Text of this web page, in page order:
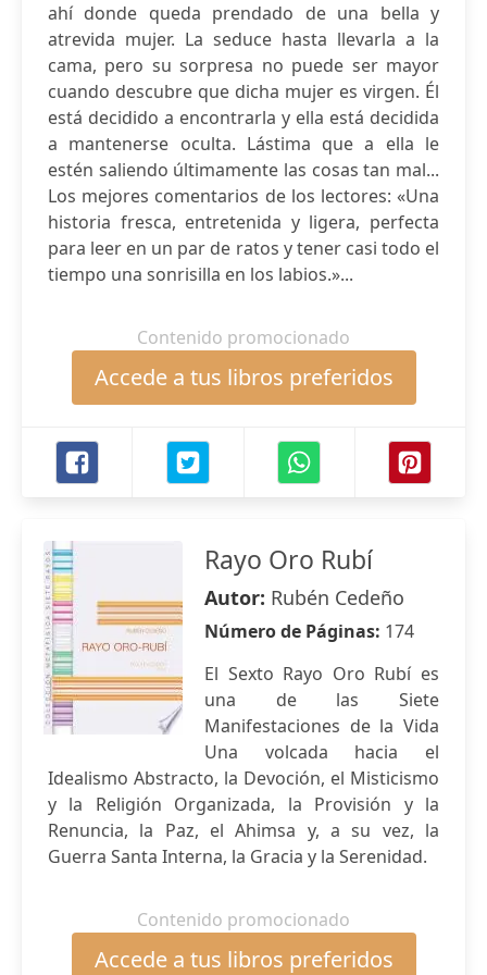
ahí donde queda prendado de una bella y
atrevida mujer. La seduce hasta llevarla a la
cama, pero su sorpresa no puede ser mayor
cuando descubre que dicha mujer es virgen. Él
está decidido a encontrarla y ella está decidida
a mantenerse oculta. Lástima que a ella le
estén saliendo últimamente las cosas tan mal...
Los mejores comentarios de los lectores: «Una
historia fresca, entretenida y ligera, perfecta
para leer en un par de ratos y tener casi todo el
tiempo una sonrisilla en los labios.»...
Contenido promocionado
Accede a tus libros preferidos
Rayo Oro Rubí
Autor: Rubén Cedeño
Número de Páginas: 174
El Sexto Rayo Oro Rubí es
una de las Siete
Manifestaciones de la Vida
Una volcada hacia el
Idealismo Abstracto, la Devoción, el Misticismo
y la Religión Organizada, la Provisión y la
Renuncia, la Paz, el Ahimsa y, a su vez, la
Guerra Santa Interna, la Gracia y la Serenidad.
Contenido promocionado
Accede a tus libros preferidos